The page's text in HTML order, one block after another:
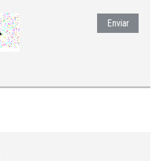
Enviar